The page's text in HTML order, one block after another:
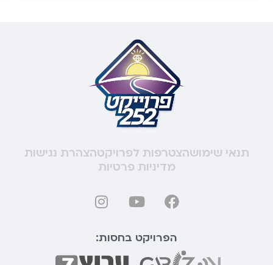
תנאי שימושהצטרפות לפרויקטהצהרת נגישות
מדיניות פרטיות
הפרויקט בחסות: